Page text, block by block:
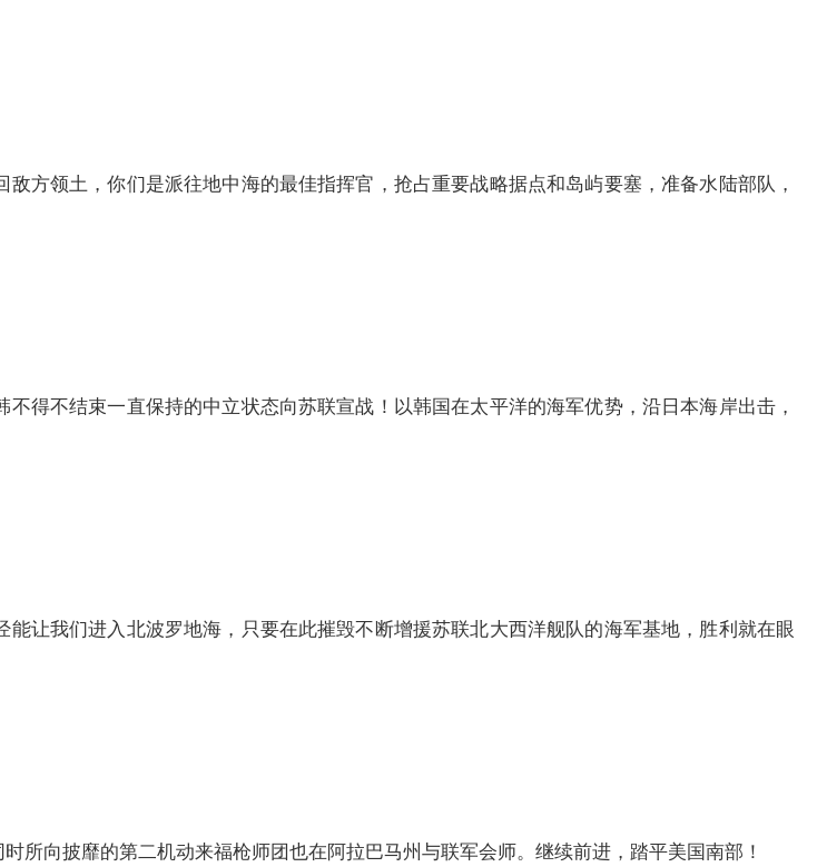
领土，你们是派往地中海的最佳指挥官，抢占重要战略据点和岛屿要塞，准备水陆部队，
不结束一直保持的中立状态向苏联宣战！以韩国在太平洋的海军优势，沿日本海岸出击，
我们进入北波罗地海，只要在此摧毁不断增援苏联北大西洋舰队的海军基地，胜利就在眼
向披靡的第二机动来福枪师团也在阿拉巴马州与联军会师。继续前进，踏平美国南部！